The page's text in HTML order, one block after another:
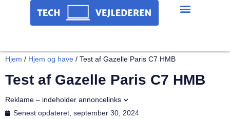
Hjem / Hjem og have / Test af Gazelle Paris C7 HMB
Test af Gazelle Paris C7 HMB
Senest opdateret, september 30, 2024
Reklame – indeholder annoncelinks